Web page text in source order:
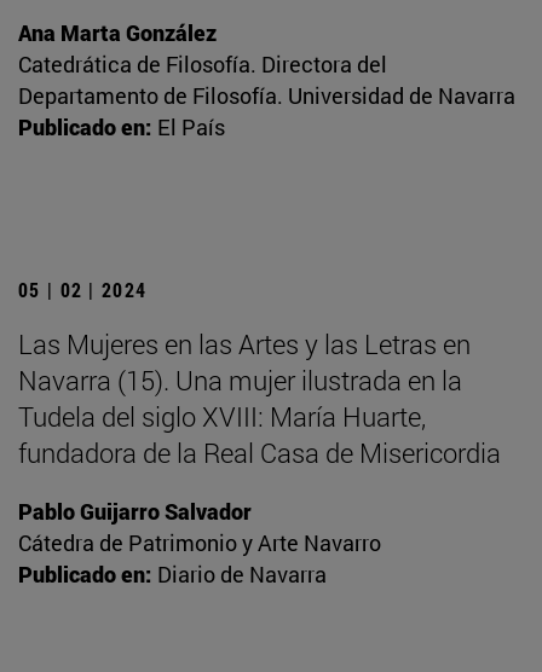
Ana Marta González
Catedrática de Filosofía. Directora del
Departamento de Filosofía. Universidad de Navarra
Publicado en: El País
05 | 02 | 2024
Las Mujeres en las Artes y las Letras en
Navarra (15). Una mujer ilustrada en la
Tudela del siglo XVIII: María Huarte,
fundadora de la Real Casa de Misericordia
Pablo Guijarro Salvador
Cátedra de Patrimonio y Arte Navarro
Publicado en: Diario de Navarra